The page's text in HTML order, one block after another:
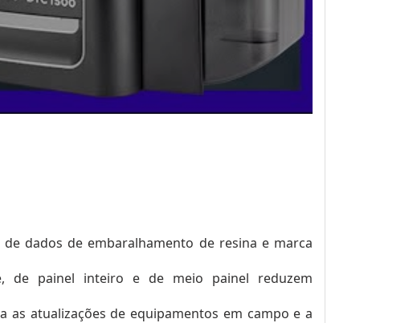
dados de embaralhamento de resina e marca
de painel inteiro e de meio painel reduzem
atualizações de equipamentos em campo e a